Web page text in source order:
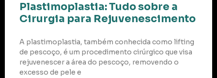
Plastimoplastia: Tudo sobre a
Cirurgia para Rejuvenescimento
A plastimoplastia, também conhecida como lifting
de pescoço, é um procedimento cirúrgico que visa
rejuvenescer a área do pescoço, removendo o
excesso de pele e